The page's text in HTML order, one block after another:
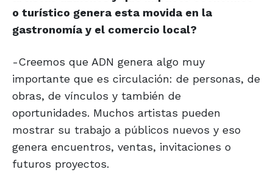
o turístico genera esta movida en la
gastronomía y el comercio local?
-Creemos que ADN genera algo muy
importante que es circulación: de personas, de
obras, de vínculos y también de
oportunidades. Muchos artistas pueden
mostrar su trabajo a públicos nuevos y eso
genera encuentros, ventas, invitaciones o
futuros proyectos.